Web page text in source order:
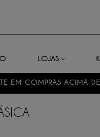
LOJAS
EM COMPRAS ACIMA